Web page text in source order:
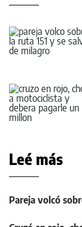
Leé más
Pareja volcó